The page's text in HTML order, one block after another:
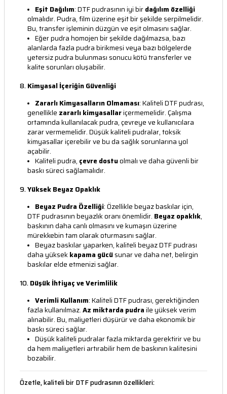
Eşit Dağılım: DTF pudrasının iyi birdağılım özelliği
olmalıdır. Pudra, film üzerine eşit bir şekilde serpilmelidir.
Bu, transfer işleminin düzgün ve eşit olmasını sağlar.
Eğer pudra homojen bir şekilde dağılmazsa, bazı
alanlarda fazla pudra birikmesi veya bazı bölgelerde
yetersiz pudra bulunması sonucu kötü transferler ve
kalite sorunları oluşabilir.
8.Kimyasal İçeriğin Güvenliği
Zararlı Kimyasalların Olmaması: Kaliteli DTF pudrası,
genellikle zararlı kimyasallariçermemelidir. Çalışma
ortamında kullanılacak pudra, çevreye ve kullanıcılara
zarar vermemelidir. Düşük kaliteli pudralar, toksik
kimyasallar içerebilir ve bu da sağlık sorunlarına yol
açabilir.
Kaliteli pudra, çevre dostuolmalı ve daha güvenli bir
baskı süreci sağlamalıdır.
9.Yüksek Beyaz Opaklık
Beyaz Pudra Özelliği: Özellikle beyaz baskılar için,
DTF pudrasının beyazlık oranı önemlidir. Beyaz opaklık,
baskının daha canlı olmasını ve kumaşın üzerine
mürekkebin tam olarak oturmasını sağlar.
Beyaz baskılar yaparken, kaliteli beyaz DTF pudrası
daha yüksekkapama gücüsunar ve daha net, belirgin
baskılar elde etmenizi sağlar.
10.Düşük İhtiyaç ve Verimlilik
Verimli Kullanım: Kaliteli DTF pudrası, gerektiğinden
fazla kullanılmaz.Az miktarda pudraile yüksek verim
alınabilir. Bu, maliyetleri düşürür ve daha ekonomik bir
baskı süreci sağlar.
Düşük kaliteli pudralar fazla miktarda gerektirir ve bu
da hem maliyetleri artırabilir hem de baskının kalitesini
bozabilir.
Özetle, kaliteli bir DTF pudrasının özellikleri: